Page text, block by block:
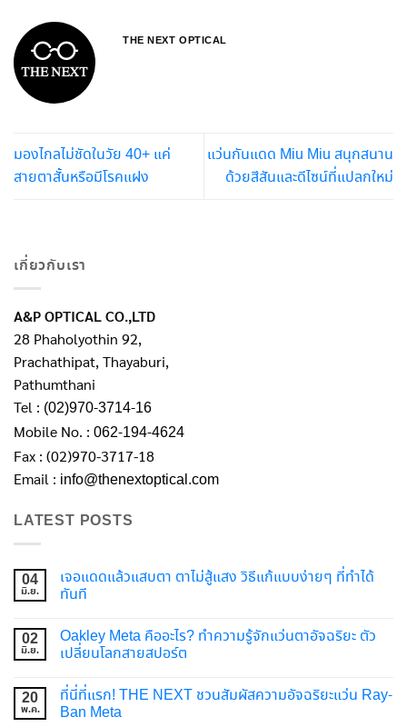
THE NEXT OPTICAL
มองไกลไม่ชัดในวัย 40+ แค่
สายตาสั้นหรือมีโรคแฝง
แว่นกันแดด Miu Miu สนุกสนาน
ด้วยสีสันและดีไซน์ที่แปลกใหม่
เกี่ยวกับเรา
A&P OPTICAL CO.,LTD
28 Phaholyothin 92,
Prachathipat, Thayaburi,
Pathumthani
Tel : (02)970-3714-16
Mobile No. : 062-194-4624
Fax : (02)970-3717-18
Email : info@thenextoptical.com
LATEST POSTS
04
มิ.ย.
เจอแดดแล้วแสบตา ตาไม่สู้แสง วิธีแก้แบบง่ายๆ ที่ทำได้
ทันที
02
มิ.ย.
Oakley Meta คืออะไร? ทำความรู้จักแว่นตาอัจฉริยะ ตัว
เปลี่ยนโลกสายสปอร์ต
20
พ.ค.
ที่นี่ที่แรก! THE NEXT ชวนสัมผัสความอัจฉริยะแว่น Ray-
Ban Meta